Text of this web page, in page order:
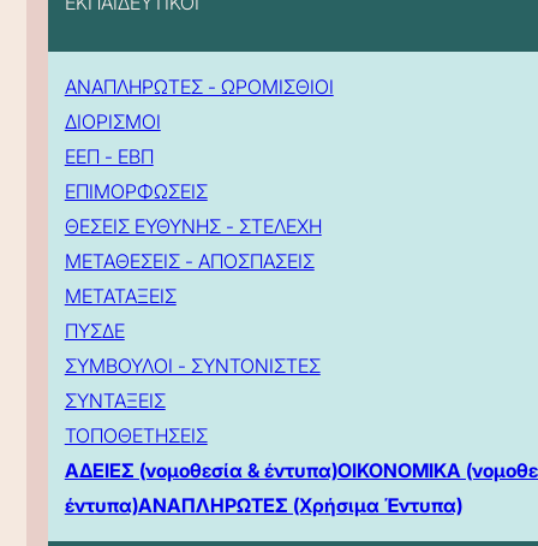
ΑΝΑΠΛΗΡΩΤΕΣ - ΩΡΟΜΙΣΘΙΟΙ
ΔΙΟΡΙΣΜΟΙ
ΕΕΠ - ΕΒΠ
ΕΠΙΜΟΡΦΩΣΕΙΣ
ΘΕΣΕΙΣ ΕΥΘΥΝΗΣ - ΣΤΕΛΕΧΗ
ΜΕΤΑΘΕΣΕΙΣ - ΑΠΟΣΠΑΣΕΙΣ
ΜΕΤΑΤΑΞΕΙΣ
ΠΥΣΔΕ
ΣΥΜΒΟΥΛΟΙ - ΣΥΝΤΟΝΙΣΤΕΣ
ΣΥΝΤΑΞΕΙΣ
ΤΟΠΟΘΕΤΗΣΕΙΣ
ΑΔΕΙΕΣ (νομοθεσία & έντυπα)ΟΙΚΟΝΟΜΙΚΑ
έντυπα)ΑΝΑΠΛΗΡΩΤΕΣ (Χρήσιμα Έντυπα)